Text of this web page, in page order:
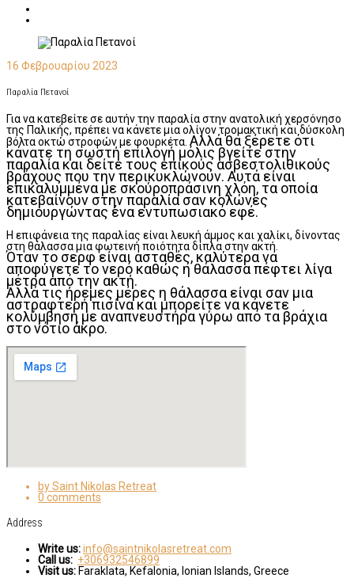
16 Φεβρουαρίου 2023
Παραλία Πετανοί
Για να κατεβείτε σε αυτήν την παραλία στην ανατολική χερσόνησο
της Παλικής, πρέπει να κάνετε μια ολίγον τρομακτική και δύσκολη
βόλτα οκτώ στροφών με φουρκέτα. Αλλά θα ξέρετε ότι
κάνατε τη σωστή επιλογή μόλις βγείτε στην
παραλία και δείτε τους επικούς ασβεστολιθικούς
βράχους που την περικυκλώνουν. Αυτά είναι
επικαλυμμένα με σκούροπράσινη χλόη, τα οποία
κατεβαίνουν στην παραλία σαν κολώνες
δημιουργώντας ένα εντυπωσιακό εφέ.
Η επιφάνεια της παραλίας είναι λευκή άμμος και χαλίκι, δίνοντας
στη θάλασσα μια φωτεινή ποιότητα δίπλα στην ακτή.
Όταν το σερφ είναι ασταθές, καλύτερα να
αποφύγετε το νερό καθώς η θάλασσα πέφτει λίγα
μέτρα από την ακτή.
Αλλά τις ήρεμες μέρες η θάλασσα είναι σαν μια
αστραφτερή πισίνα και μπορείτε να κάνετε
κολύμβηση με αναπνευστήρα γύρω από τα βράχια
στο νότιο άκρο.
by Saint Nikolas Retreat
0 comments
Address
Write us:info@saintnikolasretreat.com
Call us: +306932546899
Visit us: Faraklata, Kefalonia, Ionian Islands, Greece